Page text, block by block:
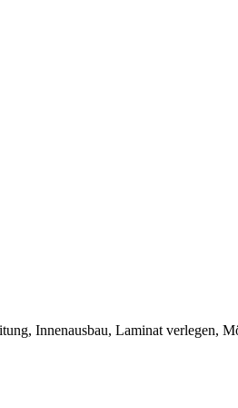
Innenausbau, Laminat verlegen,